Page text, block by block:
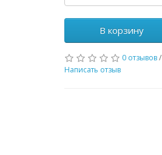
В корзину
0 отзывов/
Написать отзыв